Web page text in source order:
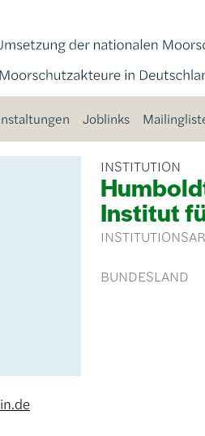
Joblinks
INSTITUTION
Institut
BUNDESLAND